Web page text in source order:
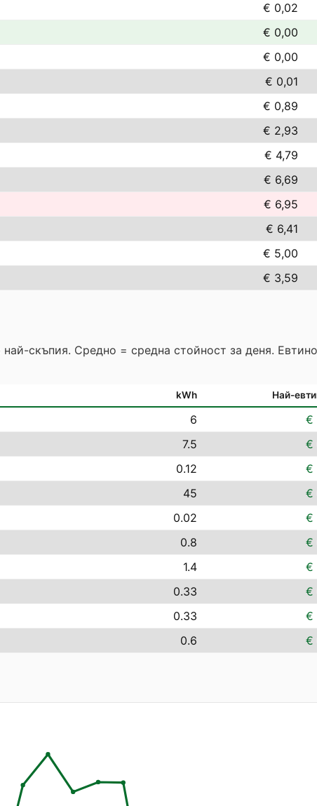
€ 0,02
€ 0,00
€ 0,00
€ 0,01
€ 0,89
€ 2,93
€ 4,79
€ 6,69
€ 6,95
€ 6,41
€ 5,00
€ 3,59
скъпия. Средно = средна стойност за деня.
kWh Най-
6 €
7.5 €
0.12 €
45 €
0.02 €
0.8 €
1.4 €
0.33 €
0.33 €
0.6 €